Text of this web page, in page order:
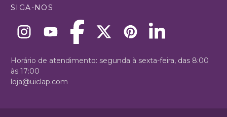
SIGA-NOS
Horário de atendimento: segunda à sexta-feira, das 8:00
às 17:00
loja@uiclap.com